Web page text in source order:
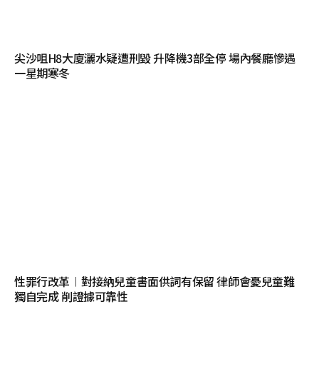
尖沙咀H8大廈灑水疑遭刑毀 升降機3部全停 場內餐廳慘遇
一星期寒冬
性罪行改革︱對接納兒童書面供詞有保留 律師會憂兒童難
獨自完成 削證據可靠性